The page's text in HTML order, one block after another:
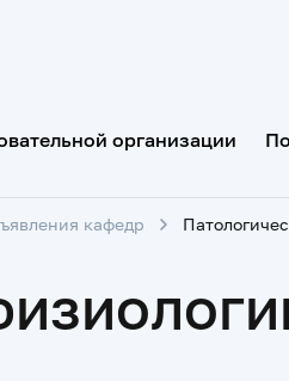
организации
кафедр